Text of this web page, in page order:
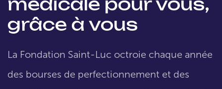
grâce à vous
La Fondation Saint-Luc octroie chaque année
des bourses de perfectionnement et des